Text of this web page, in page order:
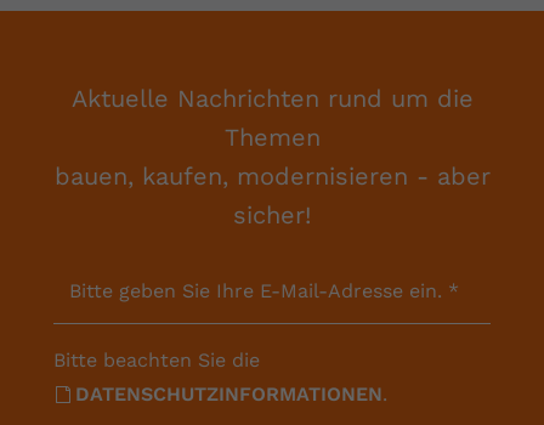
Aktuelle Nachrichten rund um die
Themen
bauen, kaufen, modernisieren - aber
sicher!
Bitte geben Sie Ihre E-Mail-Adresse ein. *
Bitte beachten Sie die
DATENSCHUTZINFORMATIONEN.